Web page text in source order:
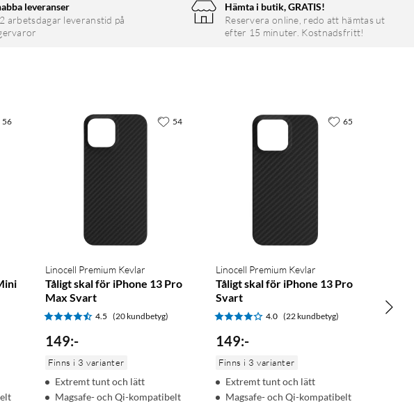
leveranser
arbetsdagar leveranstid på
Hämta i butik, GRATIS!
Reservera online, redo att hämtas ut
efter 15 minuter. Kostnadsfritt!
56
Linocell Premium Kevlar
Tåligt skal för iPhone 13 Pro
Max Svart
4.5 (20 kundbetyg)
149:-
Finns i 3 varianter
Extremt tunt och lätt
Magsafe- och Qi-kompatibelt
54
Linocell Premium Kevlar
Tåligt skal för iPhone 13 Pro
Svart
4.0 (22 kundbetyg)
149:-
Finns i 3 varianter
Extremt tunt och lätt
Magsafe- och Qi-kompatibelt
65